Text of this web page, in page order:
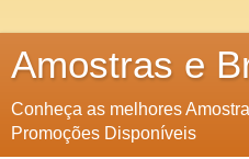
Amostras e
Conheça as melhores
Promoções Disponíveis